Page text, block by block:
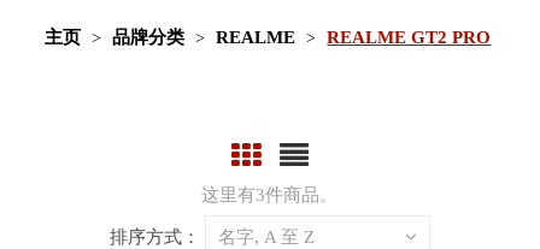
主页 品牌分类 REALME REALME GT2 PRO
这里有3件商品。
排序方式： 名字, A 至 Z